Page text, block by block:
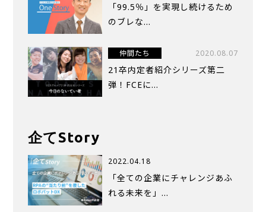
「99.5％」を実現し続けるため
のブレな...
仲間たち 2020.08.07
21卒内定者紹介シリーズ第二
弾！FCEに...
企てStory
2022.04.18
「全ての企業にチャレンジあふ
れる未来を」…